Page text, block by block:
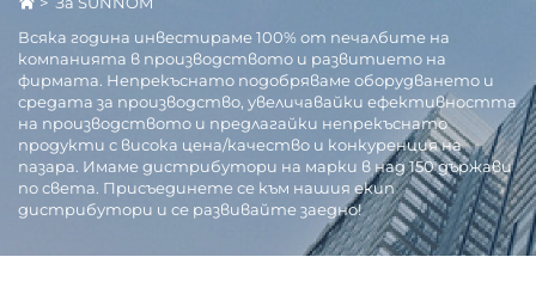
Всяка година инвестираме 100% от печалбите на
компанията в производството и развитието на
фирмата. Непрекъснато подобряваме оборудването и
средата за производство, увеличавайки ефективността
на производството и предлагайки непрекъснато
продукти с висока цена/качество и конкуренция на
пазара. Имаме дистрибутори на марки в над 150 държави
по света. Присъединете се към нашия екип
дистрибутори и се развивайте заедно!